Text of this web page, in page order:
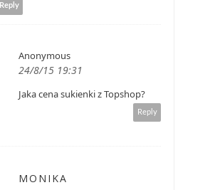
Reply
Anonymous
24/8/15 19:31
Jaka cena sukienki z Topshop?
Reply
MONIKA